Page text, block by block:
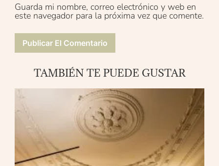
Guarda mi nombre, correo electrónico y web en
este navegador para la próxima vez que comente.
TAMBIÉN TE PUEDE GUSTAR